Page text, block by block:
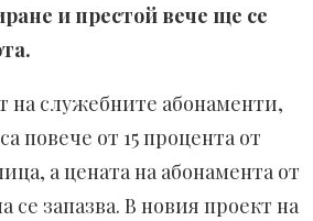
и престой вече ще се
служебните абонаменти,
повече от 15 процента от
а цената на абонамента от
се запазва. В новия проект на